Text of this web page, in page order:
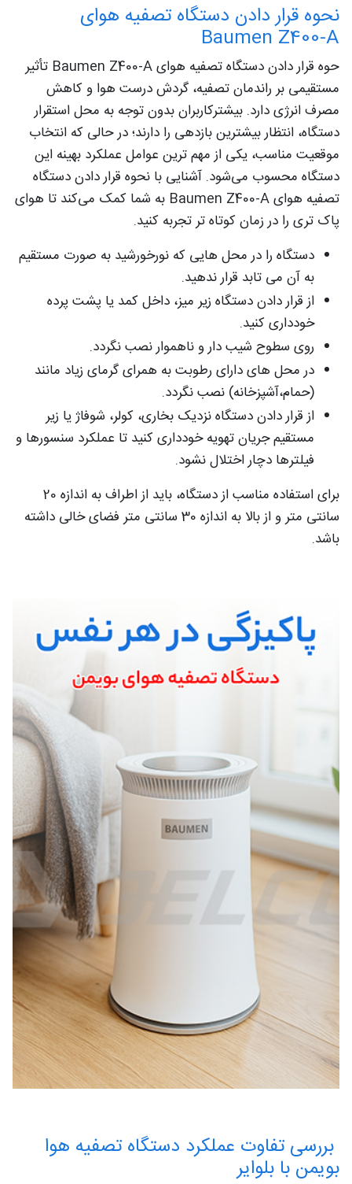
نحوه قرار دادن دستگاه تصفیه هوای
Baumen Z400-A
حوه قرار دادن دستگاه تصفیه هوای Baumen Z400-A تأثیر
مستقیمی بر راندمان تصفیه، گردش درست هوا و کاهش
مصرف انرژی دارد. بیشترکاربران بدون توجه به محل استقرار
دستگاه، انتظار بیشترین بازدهی را دارند؛ در حالی‌ که انتخاب
موقعیت مناسب، یکی از مهم‌ ترین عوامل عملکرد بهینه این
دستگاه محسوب می‌شود. آشنایی با نحوه قرار دادن دستگاه
تصفیه هوای Baumen Z400-A به شما کمک می‌کند تا هوای
پاک‌ تری را در زمان کوتاه‌ تر تجربه کنید.
دستگاه را در محل هایی که نورخورشید به صورت مستقیم
به آن می تابد قرار ندهید.
از قرار دادن دستگاه زیر میز، داخل کمد یا پشت پرده
خودداری کنید.
روی سطوح شیب دار و ناهموار نصب نگردد.
در محل های دارای رطوبت به همرای گرمای زیاد مانند
(حمام،آشپزخانه) نصب نگردد.
از قرار دادن دستگاه نزدیک بخاری، کولر، شوفاژ یا زیر
مستقیم جریان تهویه خودداری کنید تا عملکرد سنسورها و
فیلترها دچار اختلال نشود.
برای استفاده مناسب از دستگاه، باید از اطراف به اندازه 20
سانتی متر و از بالا به اندازه 30 سانتی متر فضای خالی داشته
باشد.
بررسی تفاوت عملکرد دستگاه تصفیه هوا
بویمن با بلوایر